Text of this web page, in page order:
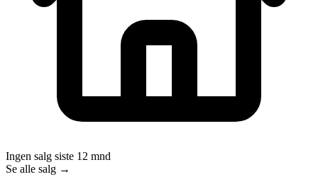
Ingen salg siste 12 mnd
Se alle salg →